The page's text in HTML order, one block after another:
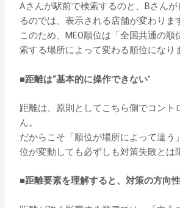
Aさんが駅前で検索するのと、Bさん
るのでは、表示される店舗が変わりま
このため、MEO順位は「全国共通の順
索する場所によって変わる順位になり
■距離は“基本的に操作できない”
距離は、原則としてこちら側でコント
ん。
だからこそ「順位が場所によって違う
位が変動しても必ずしも対策失敗とは
■距離要素を理解すると、対策の方向